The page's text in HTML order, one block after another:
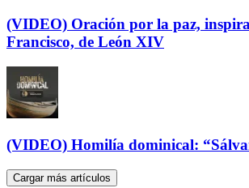
(VIDEO) Oración por la paz,
Francisco, de León XIV
(VIDEO) Homilía dominical:
Cargar más artículos